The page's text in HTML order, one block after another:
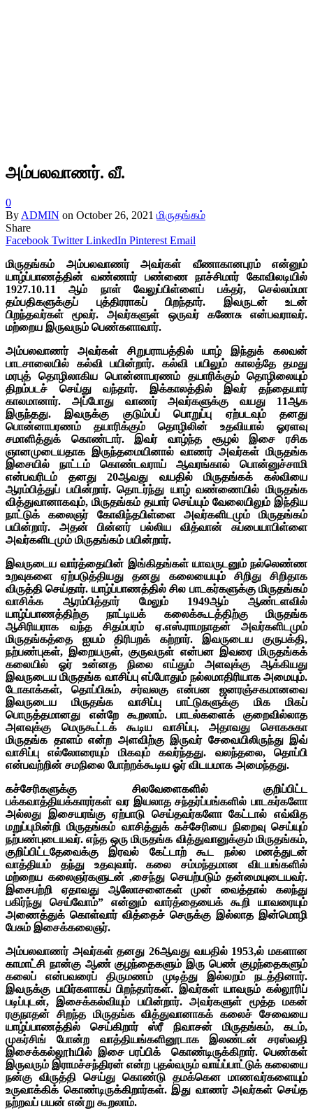
அம்பலவாணர். வீ.
0
By ADMIN on October 26, 2021 மிருதங்கம்
Share
Facebook Twitter LinkedIn Pinterest Email
மிருதங்கம் அம்பலவாணர் அவர்கள் வீணாகானபுரம் என்னும்
யாழ்ப்பாணத்தின் வண்ணார் பண்ணை நாச்சிமார் கோவிலடியில்
1927.10.11 ஆம் நாள் வேலுப்பிள்ளைப் பக்தர், செல்லம்மா
தம்பதிகளுக்குப் புத்திரராகப் பிறந்தார். இவருடன் உடன்
பிறந்தவர்கள் மூவர். அவர்களுள் ஒருவர் கணேசு என்பவராவர்.
மற்றைய இருவரும் பெண்களாவார்.
அம்பலவாணர் அவர்கள் சிறுபராயத்தில் யாழ் இந்துக் கலவன்
பாடசாலையில் கல்வி பயின்றார். கல்வி பயிலும் காலத்தே தமது
மரபுத் தொழிலாகிய பொன்னாபரணம் தயாரிக்கும் தொழிலையும்
திறம்படச் செய்து வந்தார். இக்காலத்தில் இவர் தந்தையார்
காலமானார். அப்போது வாணர் அவர்களுக்கு வயது 11ஆக
இருந்தது. இவருக்கு குடும்பப் பொறுப்பு ஏற்படவும் தனது
பொன்னாபரணம் தயாரிக்கும் தொழிலின் உதவியால் ஓரளவு
சமாளித்துக் கொண்டார். இவர் வாழ்ந்த சூழல் இசை ரசிக
ஞானமுடையதாக இருந்தமையினால் வாணர் அவர்கள் மிருதங்க
இசையில் நாட்டம் கொண்டவராய் ஆவரங்கால் பொன்னுச்சாமி
என்பவரிடம் தனது 20ஆவது வயதில் மிருதங்கக் கல்வியை
ஆரம்பித்துப் பயின்றார். தொடர்ந்து யாழ் வண்ணையில் மிருதங்க
வித்துவானாகவும், மிருதங்கம் தயார் செய்யும் வேலையிலும் இந்திய
நாட்டுக் கலைஞர் கோவிந்தபிள்ளை அவர்களிடமும் மிருதங்கம்
பயின்றார். அதன் பின்னர் பல்லிய வித்வான் சுப்பையாபிள்ளை
அவர்களிடமும் மிருதங்கம் பயின்றார்.
இவருடைய வார்த்தையின் இங்கிதங்கள் யாவருடனும் நல்லெண்ண
உறவுகளை ஏற்படுத்தியது தனது கலையையும் சிறிது சிறிதாக
விருத்தி செய்தார். யாழ்ப்பாணத்தில் சில பாடகர்களுக்கு மிருதங்கம்
வாசிக்க ஆரம்பித்தார் மேலும் 1949ஆம் ஆண்டளவில்
யாழ்ப்பாணத்திற்கு நாட்டியக் கலைக்கூடத்திற்கு மிருதங்க
ஆசிரியராக வந்த சிதம்பரம் ஏ.எஸ்.ராமநாதன் அவர்களிடமும்
மிருதங்கத்தை ஐயம் திரிபறக் கற்றார். இவருடைய குருபக்தி,
நற்பண்புகள், இறையருள், குருவருள் என்பன இவரை மிருதங்கக்
கலையில் ஓர் உன்னத நிலை எய்தும் அளவுக்கு ஆக்கியது
இவருடைய மிருதங்க வாசிப்பு எப்போதும் நல்லமாதிரியாக அமையும்.
டோகாக்கள், தொப்பிசும், சர்வலகு என்பன ஜனரஞ்சகமானவை
இவருடைய மிருதங்க வாசிப்பு பாட்டுகளுக்கு மிக மிகப்
பொருத்தமானது என்றே கூறலாம். பாடல்களைக் குறைவில்லாத
அளவுக்கு மெருகூட்டக் கூடிய வாசிப்பு. அதாவது சொகசுகா
மிருதங்க தாளம் என்ற அளவிற்கு இருவர் சேவையிலிருந்து இவ்
வாசிப்பு எல்லோரையும் மிகவும் கவர்ந்தது. வலந்தலை, தொப்பி
என்பவற்றின் சமநிலை போற்றக்கூடிய ஓர் விடயமாக அமைந்தது.
கச்சேரிகளுக்கு சிலவேளைகளில் குறிப்பிட்ட
பக்கவாத்தியக்காரர்கள் வர இயலாத சந்தர்ப்பங்களில் பாடகர்களோ
அல்லது இசையரங்கு ஏற்பாடு செய்தவர்களோ கேட்டால் எவ்வித
மறுப்புமின்றி மிருதங்கம் வாசித்துக் கச்சேரியை நிறைவு செய்யும்
நற்பண்புடையவர். எந்த ஒரு மிருதங்க வித்துவானுக்கும் மிருதங்கம்,
குறிப்பிட்டதேவைக்கு இரவல் கேட்டாற் கூட நல்ல மனத்துடன்
வாத்தியம் தந்து உதவுவார். கலை சம்மந்தமான விடயங்களில்
மற்றைய கலைஞர்களுடன் ,சைந்து செயற்படும் தன்மையுடையவர்.
இசைபற்றி ஏதாவது ஆலோசனைகள் முன் வைத்தால் கலந்து
பகிர்ந்து செய்வோம்” என்னும் வார்த்தையைக் கூறி யாவரையும்
அணைத்துக் கொள்வார் வித்தைச் செருக்கு இல்லாத இன்மொழி
பேசும் இசைக்கலைஞர்.
அம்பலவாணர் அவர்கள் தனது 26ஆவது வயதில் 1953,ல் மகளான
காமாட்சி நான்கு ஆண் குழந்தைகளும் இரு பெண் குழந்தைகளும்
கலைப் என்பவரைப் திருமணம் முடித்து இல்லறம் நடத்தினார்.
இவருக்கு பயிர்களாகப் பிறந்தார்கள். இவர்கள் யாவரும் கல்லூரிப்
படிப்புடன், இசைக்கல்வியும் பயின்றார். அவர்களுள் மூத்த மகன்
ரகுநாதன் சிறந்த மிருதங்க வித்துவானாகக் கலைச் சேவையை
யாழ்ப்பாணத்தில் செய்கிறார் ஸ்ரீ நிவாசன் மிருதங்கம், கடம்,
முகர்சிங் போன்ற வாத்தியங்களினூடாக இலண்டன் சரஸ்வதி
இசைக்கல்லூhயில் இசை பரப்பிக் கொண்டிருக்கிறார். பெண்கள்
இருவரும் இராமச்சந்திரன் என்ற புதல்வரும் வாய்ப்பாட்டுக் கலையை
நன்கு விருத்தி செய்து கொண்டு தமக்கென மாணவர்களையும்
உருவாக்கிக் கொண்டிருக்கிறார்கள். இது வாணர் அவர்கள் செய்த
நற்றவப் பயன் என்று கூறலாம்.